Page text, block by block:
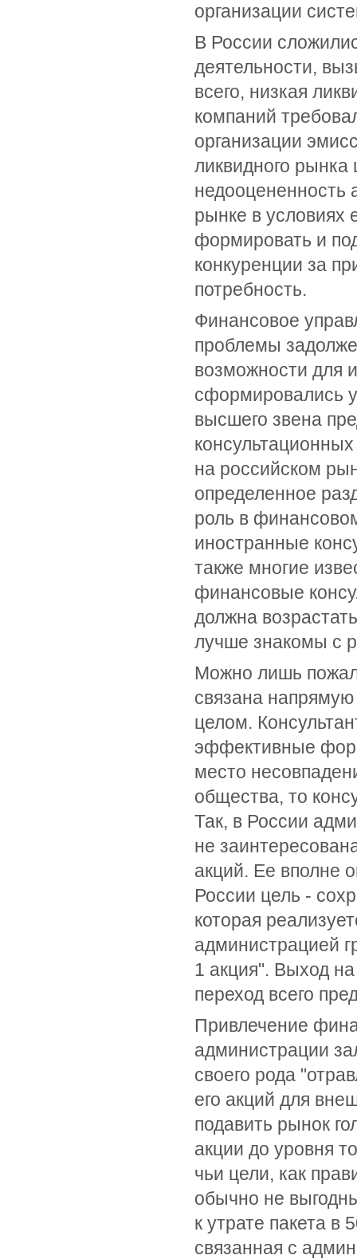
организации
В России
деятельности,
всего, низкая
компаний
организации
ликвидного
недооцененность
рынке в условиях
формировать и
конкуренции за
потребность.
Финансовое
проблемы
возможности для
сформировались
высшего звена
на российском
определенное
роль в
иностранные
также многие
финансовые
должна
лучше знакомы с
Можно лишь
связана
целом.
эффективные
место
общества, то
Так, в России
не
акций. Ее вполне
России цель -
которая
администрацией
1 акция". Выход
переход всего
Привлечение
администрации
своего рода
его акций для
подавить рынок
акции до уровня
чьи цели, как
обычно не
к утрате пакета в
связанная с